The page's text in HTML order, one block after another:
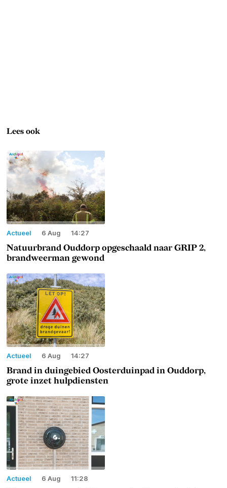
Lees ook
Actueel 6 Aug 14:27
Natuurbrand Ouddorp opgeschaald naar GRIP 2,
brandweerman gewond
Actueel 6 Aug 14:27
Brand in duingebied Oosterduinpad in Ouddorp,
grote inzet hulpdiensten
Actueel 6 Aug 11:28